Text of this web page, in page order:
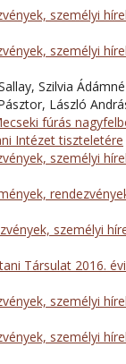
személyi
személyi
Szilvia
László
fúrás
Intézet tiszteletére
személyi
személyi
Társulat 2016.
személyi
személyi